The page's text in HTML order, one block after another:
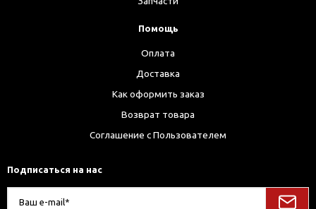
Помощь
Оплата
Доставка
Как оформить заказ
Возврат товара
Соглашение с Пользователем
Подписаться на нас